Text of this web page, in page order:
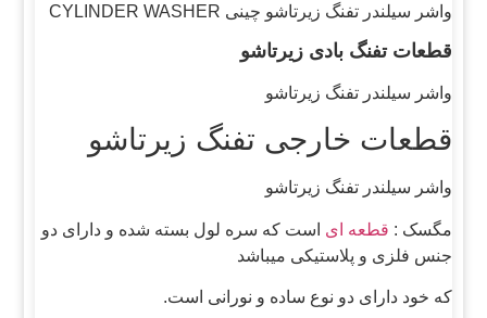
واشر سیلندر تفنگ زیرتاشو چینی CYLINDER WASHER
قطعات تفنگ بادی زیرتاشو
واشر سیلندر تفنگ زیرتاشو
قطعات خارجی تفنگ زیرتاشو
واشر سیلندر تفنگ زیرتاشو
مگسک : قطعه ای است که سره لول بسته شده و دارای دو
جنس فلزی و پلاستیکی میباشد
که خود دارای دو نوع ساده و نورانی است.